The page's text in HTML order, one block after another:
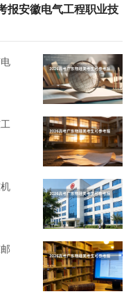
报安徽电气工程职业技